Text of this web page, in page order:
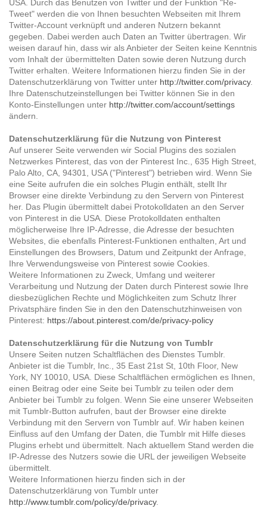
USA. Durch das Benutzen von Twitter und der Funktion "Re-
Tweet" werden die von Ihnen besuchten Webseiten mit Ihrem
Twitter-Account verknüpft und anderen Nutzern bekannt
gegeben. Dabei werden auch Daten an Twitter übertragen. Wir
weisen darauf hin, dass wir als Anbieter der Seiten keine Kenntnis
vom Inhalt der übermittelten Daten sowie deren Nutzung durch
Twitter erhalten. Weitere Informationen hierzu finden Sie in der
Datenschutzerklärung von Twitter unter http://twitter.com/privacy.
Ihre Datenschutzeinstellungen bei Twitter können Sie in den
Konto-Einstellungen unter http://twitter.com/account/settings
ändern.
Datenschutzerklärung für die Nutzung von Pinterest
Auf unserer Seite verwenden wir Social Plugins des sozialen
Netzwerkes Pinterest, das von der Pinterest Inc., 635 High Street,
Palo Alto, CA, 94301, USA ("Pinterest") betrieben wird. Wenn Sie
eine Seite aufrufen die ein solches Plugin enthält, stellt Ihr
Browser eine direkte Verbindung zu den Servern von Pinterest
her. Das Plugin übermittelt dabei Protokolldaten an den Server
von Pinterest in die USA. Diese Protokolldaten enthalten
möglicherweise Ihre IP-Adresse, die Adresse der besuchten
Websites, die ebenfalls Pinterest-Funktionen enthalten, Art und
Einstellungen des Browsers, Datum und Zeitpunkt der Anfrage,
Ihre Verwendungsweise von Pinterest sowie Cookies.
Weitere Informationen zu Zweck, Umfang und weiterer
Verarbeitung und Nutzung der Daten durch Pinterest sowie Ihre
diesbezüglichen Rechte und Möglichkeiten zum Schutz Ihrer
Privatsphäre finden Sie in den den Datenschutzhinweisen von
Pinterest: https://about.pinterest.com/de/privacy-policy
Datenschutzerklärung für die Nutzung von Tumblr
Unsere Seiten nutzen Schaltflächen des Dienstes Tumblr.
Anbieter ist die Tumblr, Inc., 35 East 21st St, 10th Floor, New
York, NY 10010, USA. Diese Schaltflächen ermöglichen es Ihnen,
einen Beitrag oder eine Seite bei Tumblr zu teilen oder dem
Anbieter bei Tumblr zu folgen. Wenn Sie eine unserer Webseiten
mit Tumblr-Button aufrufen, baut der Browser eine direkte
Verbindung mit den Servern von Tumblr auf. Wir haben keinen
Einfluss auf den Umfang der Daten, die Tumblr mit Hilfe dieses
Plugins erhebt und übermittelt. Nach aktuellem Stand werden die
IP-Adresse des Nutzers sowie die URL der jeweiligen Webseite
übermittelt.
Weitere Informationen hierzu finden sich in der
Datenschutzerklärung von Tumblr unter
http://www.tumblr.com/policy/de/privacy.